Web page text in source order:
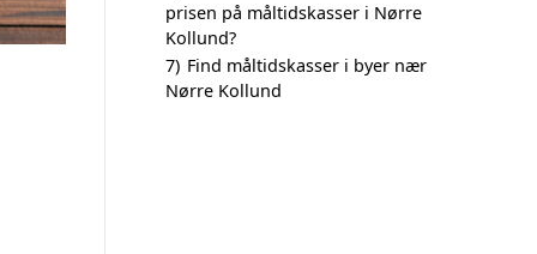
prisen på måltidskasser i Nørre
Kollund?
7) Find måltidskasser i byer nær
Nørre Kollund